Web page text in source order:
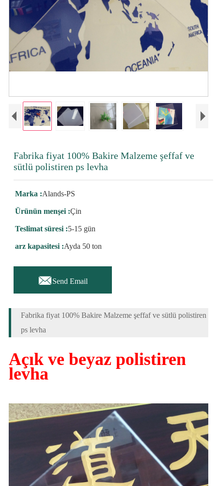
Fabrika fiyat 100% Bakire Malzeme şeffaf ve
sütlü polistiren ps levha
Marka :Alands-PS
Ürünün menşei :Çin
Teslimat süresi :5-15 gün
arz kapasitesi :Ayda 50 ton
Send Email
Fabrika fiyat 100% Bakire Malzeme şeffaf ve sütlü polistiren
ps levha
Açık ve beyaz polistiren
levha